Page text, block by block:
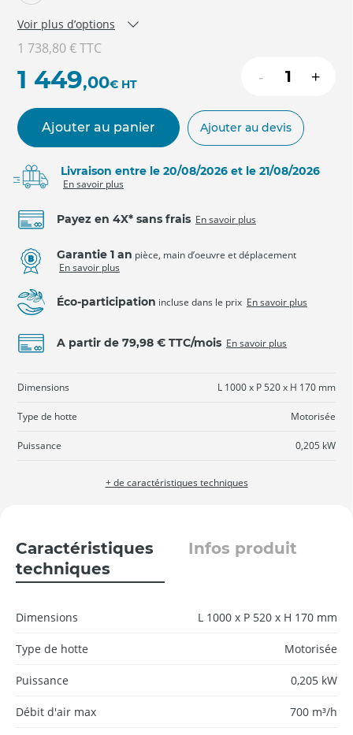
Voir plus d’options
1 738,80 €TTC
1 449,00€ HT - +
Ajouter au panier Ajouter au devis
Livraison entre le 20/08/2026 et le 21/08/2026
En savoir plus
Payez en 4X* sans frais En savoir plus
Garantie 1 an pièce, main d’oeuvre et déplacement
En savoir plus
Éco-participation incluse dans le prix En savoir plus
A partir de 79,98 € TTC/mois En savoir plus
Dimensions L 1000 x P 520 x H 170 mm
Type de hotte Motorisée
Puissance 0,205 kW
+ de caractéristiques techniques
Caractéristiques
techniques
Infos produit
Dimensions L 1000 x P 520 x H 170 mm
Type de hotte Motorisée
Puissance 0,205 kW
Débit d'air max 700 m³/h